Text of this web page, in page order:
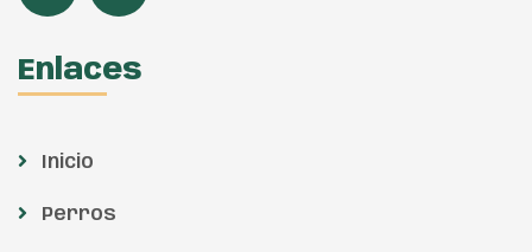
Enlaces
Inicio
Perros